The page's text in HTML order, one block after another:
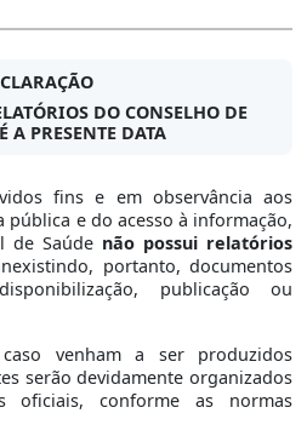
DO CONSELHO DE
A PRESENTE DATA
fins e em observância aos
e do acesso à informação,
de Saúde não possui relatórios
portanto, documentos
publicação ou
venham a ser produzidos
serão devidamente organizados
oficiais, conforme as normas